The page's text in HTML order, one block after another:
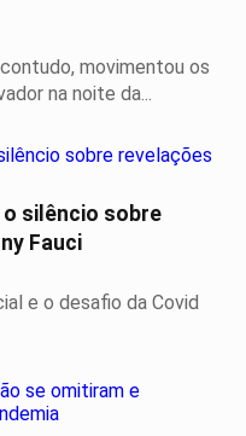
movimentou os
na noite da...
o silêncio sobre
Anthony Fauci
e o desafio da Covid